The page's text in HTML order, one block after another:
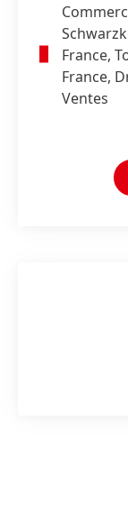
France,
France,
Ventes